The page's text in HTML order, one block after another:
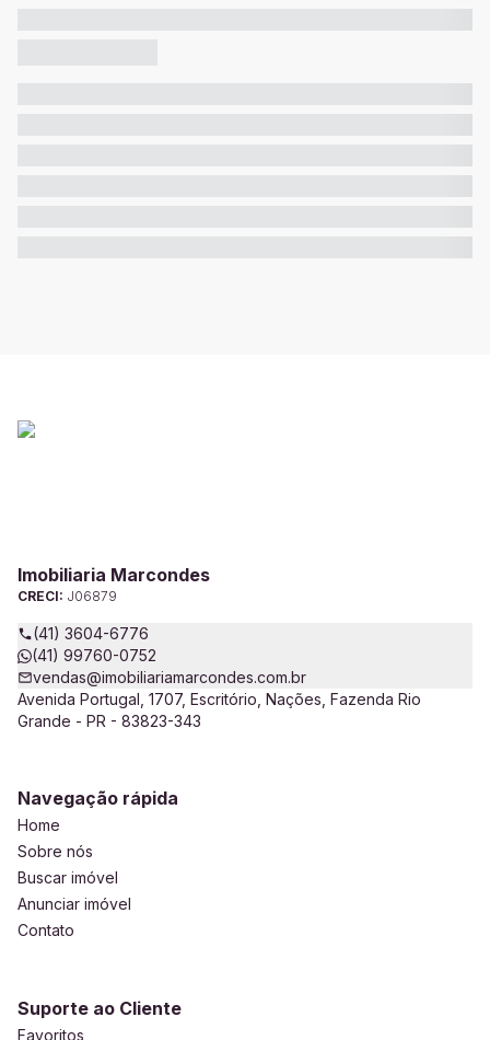
Imobiliaria Marcondes
CRECI: J06879
(41) 3604-6776
(41) 99760-0752
vendas@imobiliariamarcondes.com.br
Avenida Portugal, 1707, Escritório, Nações, Fazenda Rio
Grande - PR - 83823-343
Navegação rápida
Home
Sobre nós
Buscar imóvel
Anunciar imóvel
Contato
Suporte ao Cliente
Favoritos